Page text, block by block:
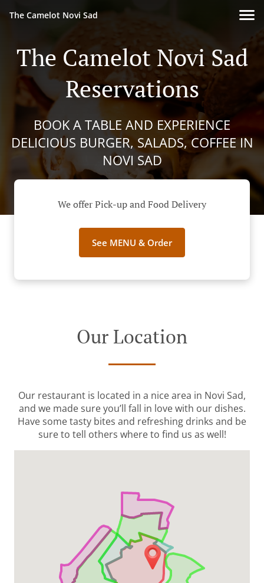
The Camelot Novi Sad
The Camelot Novi Sad
Reservations
BOOK A TABLE AND EXPERIENCE
DELICIOUS BURGER, SALADS, COFFEE IN
NOVI SAD
We offer Pick-up and Food Delivery
See MENU & Order
Our Location
Our restaurant is located in a nice area in Novi Sad,
and we made sure you’ll fall in love with our dishes.
Have some tasty bites and refreshing drinks and be
sure to tell others where to find us as well!